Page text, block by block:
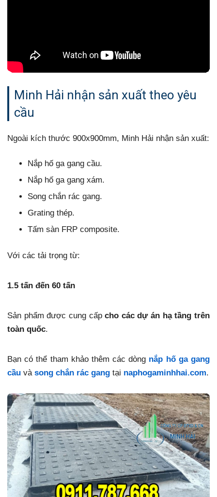
Minh Hải nhận sản xuất theo yêu
cầu
Ngoài kích thước 900x900mm, Minh Hải nhận sản xuất:
Nắp hố ga gang cầu.
Nắp hố ga gang xám.
Song chắn rác gang.
Grating thép.
Tấm sàn FRP composite.
Với các tải trọng từ:
1.5 tấn đến 60 tấn
Sản phẩm được cung cấpcho các dự án hạ tầng trên
toàn quốc.
Bạn có thể tham khảo thêm các dòng nắp hố ga gang
cầu và song chắn rác gang tại naphogaminhhai.com.